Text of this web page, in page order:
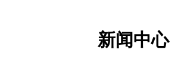
新闻中心